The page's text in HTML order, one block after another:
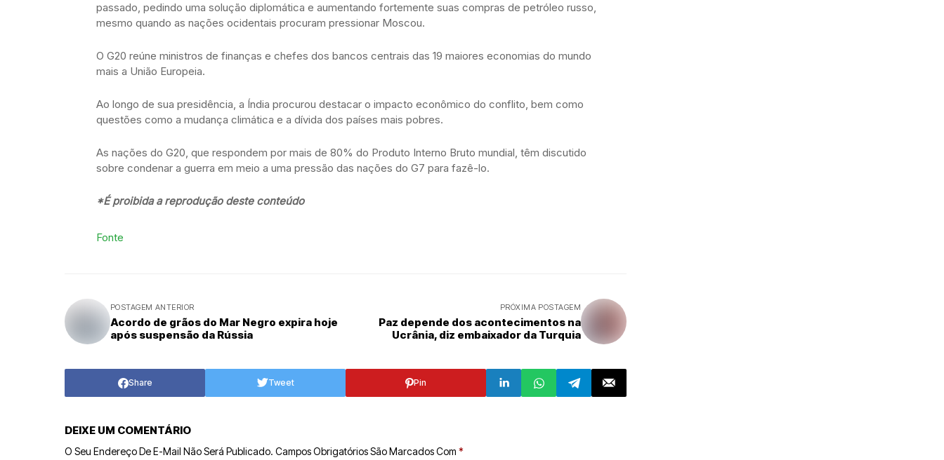
passado, pedindo uma solução diplomática e aumentando fortemente suas compras de petróleo russo,
mesmo quando as nações ocidentais procuram pressionar Moscou.
O G20 reúne ministros de finanças e chefes dos bancos centrais das 19 maiores economias do mundo
mais a União Europeia.
Ao longo de sua presidência, a Índia procurou destacar o impacto econômico do conflito, bem como
questões como a mudança climática e a dívida dos países mais pobres.
As nações do G20, que respondem por mais de 80% do Produto Interno Bruto mundial, têm discutido
sobre condenar a guerra em meio a uma pressão das nações do G7 para fazê-lo.
*É proibida a reprodução deste conteúdo
Fonte
POSTAGEM ANTERIOR
Acordo de grãos do Mar Negro expira hoje
após suspensão da Rússia
PRÓXIMA POSTAGEM
Paz depende dos acontecimentos na
Ucrânia, diz embaixador da Turquia
Share Tweet Pin
DEIXE UM COMENTÁRIO
O Seu Endereço De E-Mail Não Será Publicado. Campos Obrigatórios São Marcados Com *